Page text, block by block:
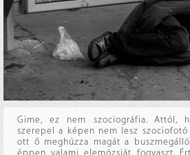
Gime, ez nem szociográfia. Attól,
szerepel a képen nem lesz szociofotó
ott ő meghúzza magát a
éppen valami elemózsiát fogyaszt.